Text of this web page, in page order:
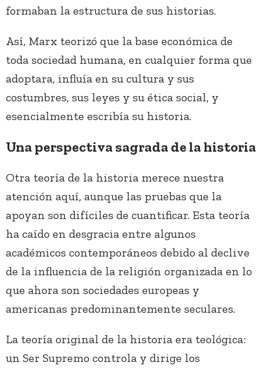
formaban la estructura de sus historias.
Así, Marx teorizó que la base económica de
toda sociedad humana, en cualquier forma que
adoptara, influía en su cultura y sus
costumbres, sus leyes y su ética social, y
esencialmente escribía su historia.
Una perspectiva sagrada de la historia
Otra teoría de la historia merece nuestra
atención aquí, aunque las pruebas que la
apoyan son difíciles de cuantificar. Esta teoría
ha caído en desgracia entre algunos
académicos contemporáneos debido al declive
de la influencia de la religión organizada en lo
que ahora son sociedades europeas y
americanas predominantemente seculares.
La teoría original de la historia era teológica:
un Ser Supremo controla y dirige los